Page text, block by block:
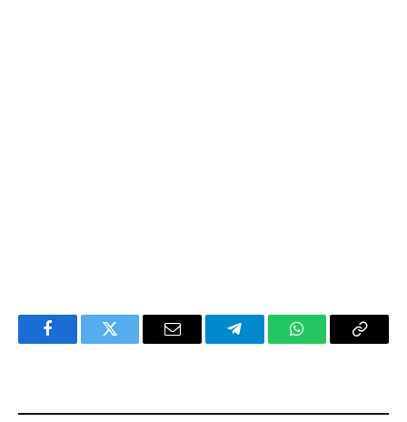
FacebookTwitter Email TelegramWhatsAppCopy